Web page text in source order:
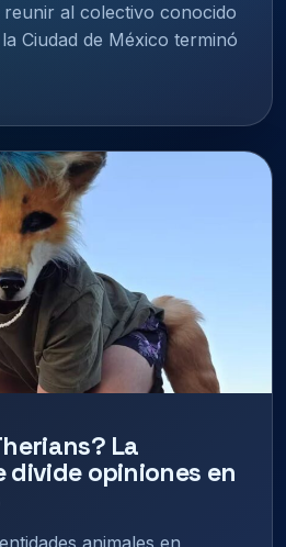
al colectivo conocido
Ciudad de México terminó
La
opiniones en
animales en